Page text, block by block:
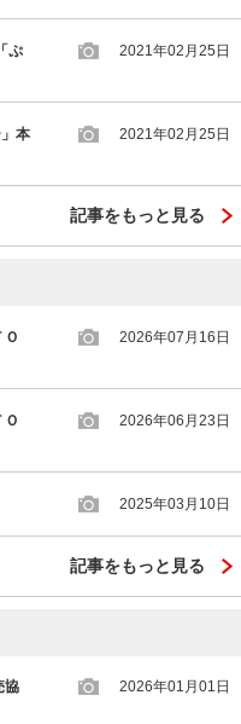
ぷ
2021年02月25日
本
2021年02月25日
記事をもっと見る
Ｏ
2026年07月16日
Ｏ
2026年06月23日
2025年03月10日
記事をもっと見る
協
2026年01月01日